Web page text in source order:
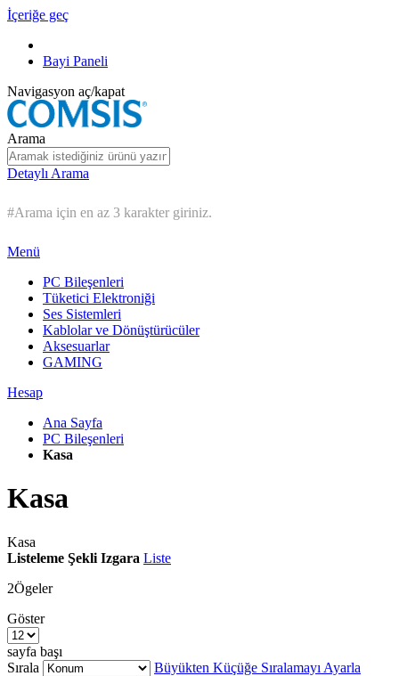
İçeriğe geç
Bayi Paneli
Navigasyon aç/kapat
Arama
Detaylı Arama
#Arama için en az 3 karakter giriniz.
Menü
PC Bileşenleri
Tüketici Elektroniği
Ses Sistemleri
Kablolar ve Dönüştürücüler
Aksesuarlar
GAMING
Hesap
Ana Sayfa
PC Bileşenleri
Kasa
Kasa
Kasa
Listeleme Şekli Izgara Liste
2Ögeler
Göster
sayfa başı
Sırala
Büyükten Küçüğe Sıralamayı Ayarla